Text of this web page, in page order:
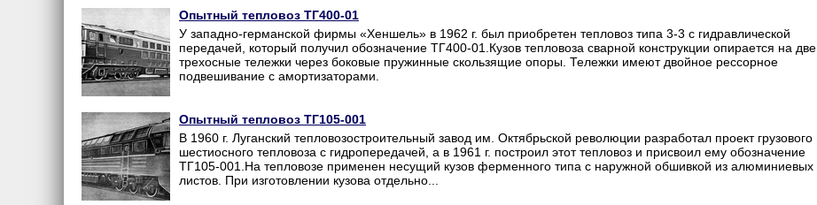
Опытный тепловоз ТГ400-01
У западно-германской фирмы «Хеншель» в 1962 г. был приобретен тепловоз типа 3-3 с гидравлической
передачей, который получил обозначение ТГ400-01.Кузов тепловоза сварной конструкции опирается на две
трехосные тележки через боковые пружинные скользящие опоры. Тележки имеют двойное рессорное
подвешивание с амортизаторами.
Опытный тепловоз ТГ105-001
В 1960 г. Луганский тепловозостроительный завод им. Октябрьской революции разработал проект грузового
шестиосного тепловоза с гидропередачей, а в 1961 г. построил этот тепловоз и присвоил ему обозначение
ТГ105-001.На тепловозе применен несущий кузов ферменного типа с наружной обшивкой из алюминиевых
листов. При изготовлении кузова отдельно...